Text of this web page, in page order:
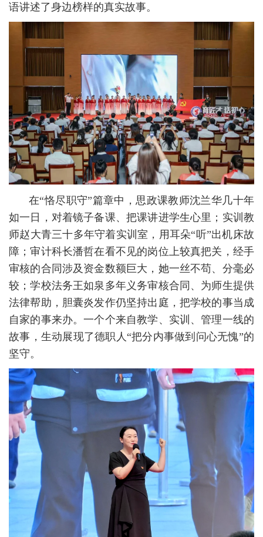
语讲述了身边榜样的真实故事。
在“恪尽职守”篇章中，思政课教师沈兰华几十年
如一日，对着镜子备课、把课讲进学生心里；实训教
师赵大青三十多年守着实训室，用耳朵“听”出机床故
障；审计科长潘哲在看不见的岗位上较真把关，经手
审核的合同涉及资金数额巨大，她一丝不苟、分毫必
较；学校法务王如泉多年义务审核合同、为师生提供
法律帮助，胆囊炎发作仍坚持出庭，把学校的事当成
自家的事来办。一个个来自教学、实训、管理一线的
故事，生动展现了德职人“把分内事做到问心无愧”的
坚守。